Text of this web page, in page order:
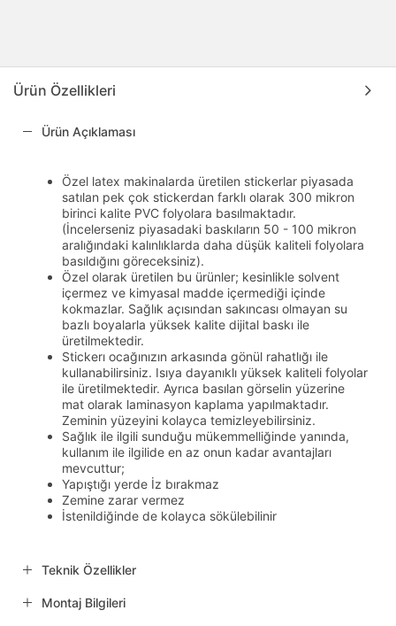
Ürün Özellikleri
Ürün Açıklaması
Özel latex makinalarda üretilen stickerlar piyasada
satılan pek çok stickerdan farklı olarak 300 mikron
birinci kalite PVC folyolara basılmaktadır.
(İncelerseniz piyasadaki baskıların 50 - 100 mikron
aralığındaki kalınlıklarda daha düşük kaliteli folyolara
basıldığını göreceksiniz).
Özel olarak üretilen bu ürünler; kesinlikle solvent
içermez ve kimyasal madde içermediği içinde
kokmazlar. Sağlık açısından sakıncası olmayan su
bazlı boyalarla yüksek kalite dijital baskı ile
üretilmektedir.
Stickerı ocağınızın arkasında gönül rahatlığı ile
kullanabilirsiniz. Isıya dayanıklı yüksek kaliteli folyolar
ile üretilmektedir. Ayrıca basılan görselin yüzerine
mat olarak laminasyon kaplama yapılmaktadır.
Zeminin yüzeyini kolayca temizleyebilirsiniz.
Sağlık ile ilgili sunduğu mükemmelliğinde yanında,
kullanım ile ilgilide en az onun kadar avantajları
mevcuttur;
Yapıştığı yerde İz bırakmaz
Zemine zarar vermez
İstenildiğinde de kolayca sökülebilinir
Teknik Özellikler
Montaj Bilgileri